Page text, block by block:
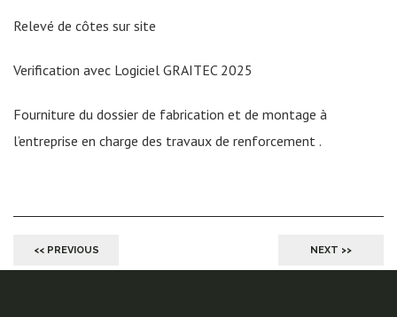
Relevé de côtes sur site
Verification avec Logiciel GRAITEC 2025
Fourniture du dossier de fabrication et de montage à
l’entreprise en charge des travaux de renforcement .
<< PREVIOUS NEXT >>